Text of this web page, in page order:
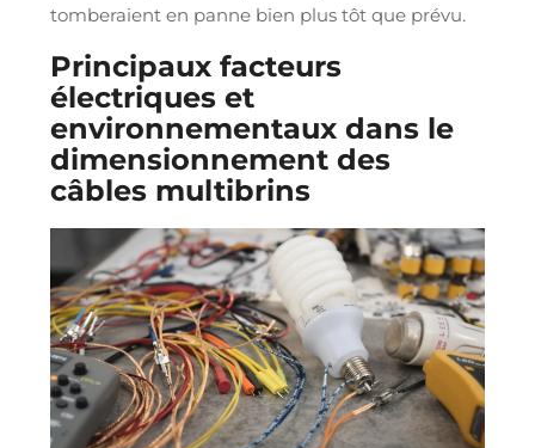
tomberaient en panne bien plus tôt que prévu.
Principaux facteurs
électriques et
environnementaux dans le
dimensionnement des
câbles multibrins